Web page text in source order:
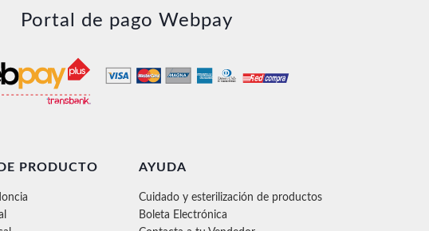
Portal de pago Webpay
PRODUCTO AYUDA
Cuidado y esterilización de productos
Boleta Electrónica